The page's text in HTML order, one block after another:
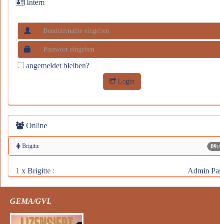
Intern
angemeldet bleiben?
Login
Online
Brigitte
1 x Brigitte : Admin
GEMA/GVL